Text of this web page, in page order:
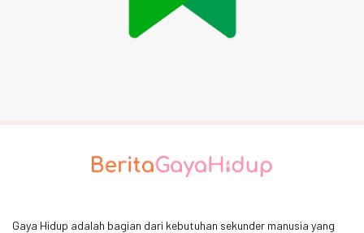
Gaya Hidup adalah bagian dari kebutuhan sekunder manusia yang